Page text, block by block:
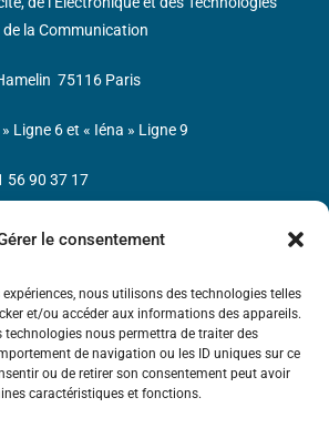
le consentement
nous utilisons des technologies telles
et/ou accéder aux informations des appareils.
technologies nous permettra de traiter des
de navigation ou les ID uniques sur ce
ou de retirer son consentement peut avoir
caractéristiques et fonctions.
découvertes d’André-
la Communication
75116 Paris
Ligne 6 et « Iéna » Ligne 9
56 90 37 17
232, Code APE : 9412Z TVA intra-
785 393 232